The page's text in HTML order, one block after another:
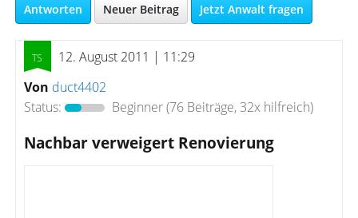
Antworten Neuer Beitrag Jetzt Anwalt fragen
12. August 2011 | 11:29
Von duct4402
Status:
Beginner(76 Beiträge, 32x hilfreich)
Nachbar verweigert Renovierung